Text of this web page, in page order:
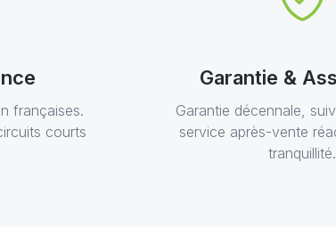
françaises.
courts
Garantie &
Garantie décennale,
service après-vente
tranquillité.